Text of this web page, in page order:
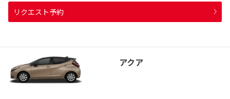
リクエスト予約
アクア